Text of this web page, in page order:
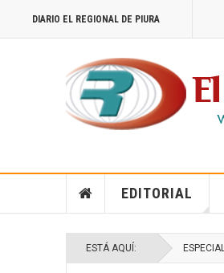
DIARIO EL REGIONAL DE PIURA
EDITORIAL
ESTÁ AQUÍ: